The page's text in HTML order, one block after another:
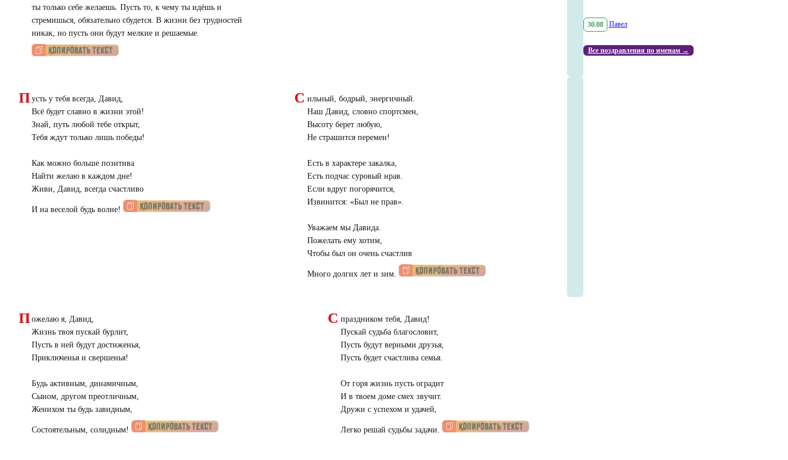
ты только себе желаешь. Пусть то, к чему ты идёшь и
стремишься, обязательно сбудется. В жизни без трудностей
никак, но пусть они будут мелкие и решаемые.
П усть у тебя всегда, Давид,
Всё будет славно в жизни этой!
Знай, путь любой тебе открыт,
Тебя ждут только лишь победы!
Как можно больше позитива
Найти желаю в каждом дне!
Живи, Давид, всегда счастливо
И на веселой будь волне!
С ильный, бодрый, энергичный.
Наш Давид, словно спортсмен,
Высоту берет любую,
Не страшится перемен!
Есть в характере закалка,
Есть подчас суровый нрав.
Если вдруг погорячится,
Извинится: «Был не прав».
Уважаем мы Давида.
Пожелать ему хотим,
Чтобы был он очень счастлив
Много долгих лет и зим.
П ожелаю я, Давид,
Жизнь твоя пускай бурлит,
Пусть в ней будут достиженья,
Приключенья и свершенья!
Будь активным, динамичным,
Сыном, другом преотличным,
Женихом ты будь завидным,
Состоятельным, солидным!
С праздником тебя, Давид!
Пускай судьба благословит,
Пусть будут верными друзья,
Пусть будет счастлива семья.
От горя жизнь пусть оградит
И в твоем доме смех звучит.
Дружи с успехом и удачей,
Легко решай судьбы задачи.
30.08 Павел
Все поздравления по именам →